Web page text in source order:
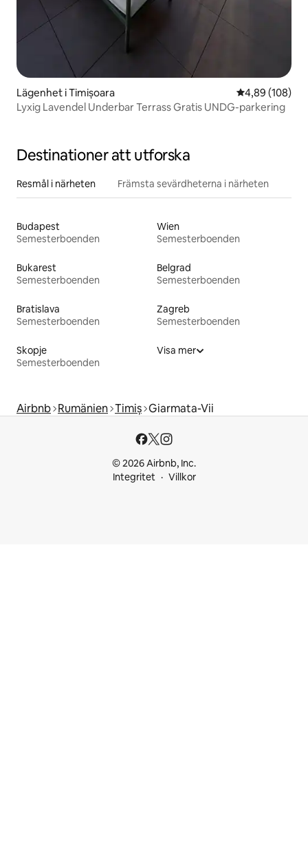
Lägenhet i Timișoara 4,89 av 5 i
4,89 (108)
Lyxig Lavendel Underbar Terrass Gratis UNDG-parkering
Destinationer att utforska
Resmål i närheten Främsta sevärdheterna i närheten
Budapest
Semesterboenden
Wien
Semesterboenden
Bukarest
Semesterboenden
Belgrad
Semesterboenden
Bratislava
Semesterboenden
Zagreb
Semesterboenden
Skopje
Semesterboenden
Visa mer
Airbnb Rumänien Timiș Giarmata-Vii
© 2026 Airbnb, Inc.
Integritet
Villkor